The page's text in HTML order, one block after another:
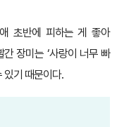
초반에 피하는 게 좋아
간 장미는 ‘사랑이 너무 빠
있기 때문이다.